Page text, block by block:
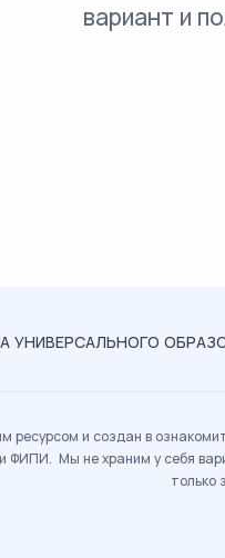
вариант и
УНИВЕРСАЛЬНОГО
и создан в
ФИПИ. Мы не храним у себя
только